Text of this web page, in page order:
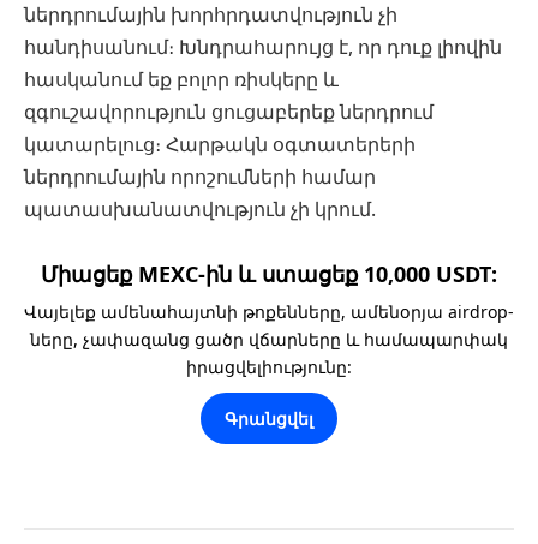
ներդրումային խորհրդատվություն չի
հանդիսանում։ Խնդրահարույց է, որ դուք լիովին
հասկանում եք բոլոր ռիսկերը և
զգուշավորություն ցուցաբերեք ներդրում
կատարելուց։ Հարթակն օգտատերերի
ներդրումային որոշումների համար
պատասխանատվություն չի կրում.
Միացեք MEXC-ին և ստացեք 10,000 USDT:
Վայելեք ամենահայտնի թոքենները, ամենօրյա airdrop-
ները, չափազանց ցածր վճարները և համապարփակ
իրացվելիությունը:
Գրանցվել